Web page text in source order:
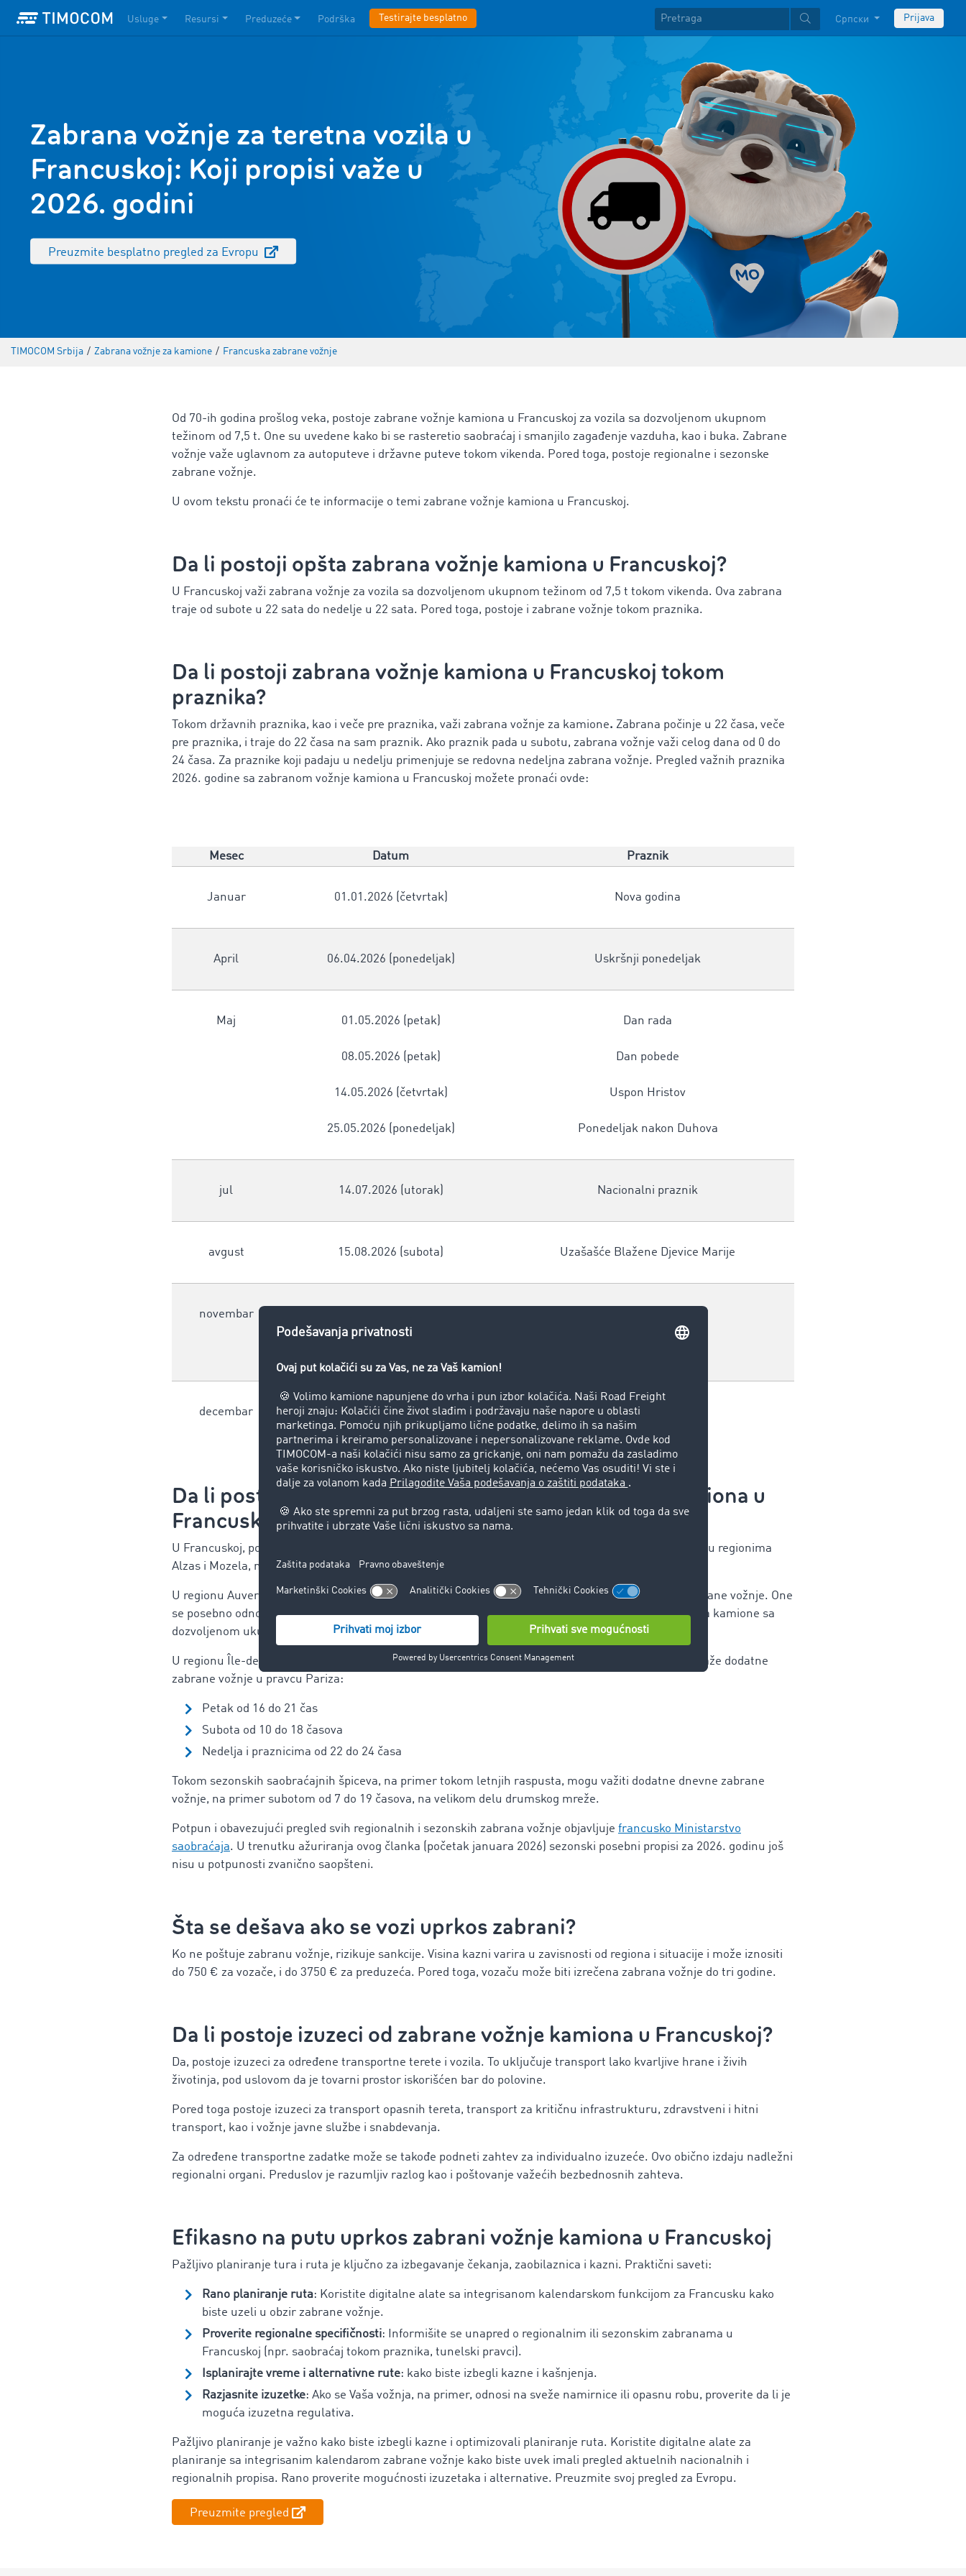
Usluge Resursi Preduzeće Podrška Testirajte besplatno Српски Prijava
Zabrana vožnje za teretna vozila u
Francuskoj: Koji propisi važe u
2026. godini
Preuzmite besplatno pregled za Evropu
TIMOCOM Srbija / Zabrana vožnje za kamione / Francuska zabrane vožnje
Od 70-ih godina prošlog veka, postoje zabrane vožnje kamiona u Francuskoj za vozila sa dozvoljenom ukupnom
težinom od 7,5 t. One su uvedene kako bi se rasteretio saobraćaj i smanjilo zagađenje vazduha, kao i buka. Zabrane
vožnje važe uglavnom za autoputeve i državne puteve tokom vikenda. Pored toga, postoje regionalne i sezonske
zabrane vožnje.
U ovom tekstu pronaći će te informacije o temi zabrane vožnje kamiona u Francuskoj.
Da li postoji opšta zabrana vožnje kamiona u Francuskoj?
U Francuskoj važi zabrana vožnje za vozila sa dozvoljenom ukupnom težinom od 7,5 t tokom vikenda. Ova zabrana
traje od subote u 22 sata do nedelje u 22 sata. Pored toga, postoje i zabrane vožnje tokom praznika.
Da li postoji zabrana vožnje kamiona u Francuskoj tokom
praznika?
Tokom državnih praznika, kao i veče pre praznika, važi zabrana vožnje za kamione. Zabrana počinje u 22 časa, veče
pre praznika, i traje do 22 časa na sam praznik. Ako praznik pada u subotu, zabrana vožnje važi celog dana od 0 do
24 časa. Za praznike koji padaju u nedelju primenjuje se redovna nedeljna zabrana vožnje. Pregled važnih praznika
2026. godine sa zabranom vožnje kamiona u Francuskoj možete pronaći ovde:
Mesec Datum Praznik
Januar 01.01.2026 (četvrtak) Nova godina
April 06.04.2026 (ponedeljak) Uskršnji ponedeljak
Maj 01.05.2026 (petak)
08.05.2026 (petak)
14.05.2026 (četvrtak)
25.05.2026 (ponedeljak)
Dan rada
Dan pobede
Uspon Hristov
Ponedeljak nakon Duhova
jul 14.07.2026 (utorak) Nacionalni praznik
avgust 15.08.2026 (subota) Uzašašće Blažene Djevice Marije
novembar
decembar 25.12.2026 (petak) 1. Božićni praznik
Da li postoje regionalne i sezonskezabrane vožnje kamiona u
Francuskoj?
U Francuskoj, pored nacionalnih propisa, važe i regionalne i sezonske zabrane vožnje kamiona. Tako u regionima
Alzas i Mozela, na primer, važe dodatne zabrane vožnje na Veliki petak i na drugi dan Božića.
U regionu Auvergne-Rhône-Alpes tokom zimske sezone na određenim relacijama važe dodatne zabrane vožnje. One
se posebno odnose na februar i početak marta u periodu od 7 do 18 časova, kao i od 22 do 24 časa, za kamione sa
dozvoljenom ukupnom težinom od 7,5 t i više.
U regionu Île-de-France (veliki Pariz) na odabranim deonicama autoputa, na primer A6, A10 i A13, važe dodatne
zabrane vožnje u pravcu Pariza:
Petak od 16 do 21 čas
Subota od 10 do 18 časova
Nedelja i praznicima od 22 do 24 časa
Tokom sezonskih saobraćajnih špiceva, na primer tokom letnjih raspusta, mogu važiti dodatne dnevne zabrane
vožnje, na primer subotom od 7 do 19 časova, na velikom delu drumskog mreže.
Potpun i obavezujući pregled svih regionalnih i sezonskih zabrana vožnje objavljuje francusko Ministarstvo
saobraćaja. U trenutku ažuriranja ovog članka (početak januara 2026) sezonski posebni propisi za 2026. godinu još
nisu u potpunosti zvanično saopšteni.
Šta se dešava ako se vozi uprkos zabrani?
Ko ne poštuje zabranu vožnje, rizikuje sankcije. Visina kazni varira u zavisnosti od regiona i situacije i može iznositi
do 750 € za vozače, i do 3750 € za preduzeća. Pored toga, vozaču može biti izrečena zabrana vožnje do tri godine.
Da li postoje izuzeci od zabrane vožnje kamiona u Francuskoj?
Da, postoje izuzeci za određene transportne terete i vozila. To uključuje transport lako kvarljive hrane i živih
životinja, pod uslovom da je tovarni prostor iskorišćen bar do polovine.
Pored toga postoje izuzeci za transport opasnih tereta, transport za kritičnu infrastrukturu, zdravstveni i hitni
transport, kao i vožnje javne službe i snabdevanja.
Za određene transportne zadatke može se takođe podneti zahtev za individualno izuzeće. Ovo obično izdaju nadležni
regionalni organi. Preduslov je razumljiv razlog kao i poštovanje važećih bezbednosnih zahteva.
Efikasno na putu uprkos zabrani vožnje kamiona u Francuskoj
Pažljivo planiranje tura i ruta je ključno za izbegavanje čekanja, zaobilaznica i kazni. Praktični saveti:
Rano planiranje ruta: Koristite digitalne alate sa integrisanom kalendarskom funkcijom za Francusku kako
biste uzeli u obzir zabrane vožnje.
Proverite regionalne specifičnosti: Informišite se unapred o regionalnim ili sezonskim zabranama u
Francuskoj (npr. saobraćaj tokom praznika, tunelski pravci).
Isplanirajte vreme i alternativne rute: kako biste izbegli kazne i kašnjenja.
Razjasnite izuzetke: Ako se Vaša vožnja, na primer, odnosi na sveže namirnice ili opasnu robu, proverite da li je
moguća izuzetna regulativa.
Pažljivo planiranje je važno kako biste izbegli kazne i optimizovali planiranje ruta. Koristite digitalne alate za
planiranje sa integrisanim kalendarom zabrane vožnje kako biste uvek imali pregled aktuelnih nacionalnih i
regionalnih propisa. Rano proverite mogućnosti izuzetaka i alternative. Preuzmite svoj pregled za Evropu.
Preuzmite pregled